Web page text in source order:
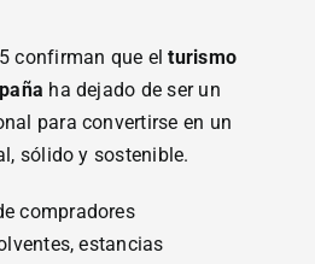
confirman que elturismo
ha dejado de ser un
para convertirse en un
sólido y sostenible.
compradores
estancias